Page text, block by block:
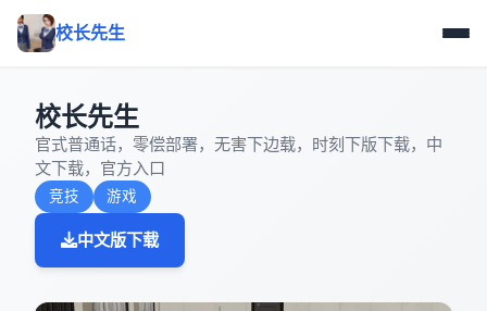
校长先生
校长先生
官式普通话，零偿部署，无害下边载，时刻下版下载，中
文下载，官方入口
竞技 游戏
中文版下载